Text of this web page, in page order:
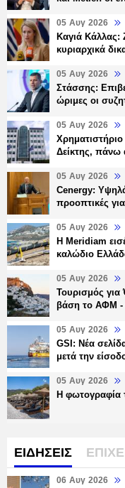
05 Αυγ 2026
Καγιά Κάλλας:
κυριαρχικά
05 Αυγ 2026
Στάσσης:
ώριμες οι
05 Αυγ 2026
Χρηματιστήριο
Δείκτης, πάνω
05 Αυγ 2026
Cenergy:
προοπτικές
05 Αυγ 2026
Η Meridiam
καλώδιο
05 Αυγ 2026
Τουρισμός για
βάση το ΑΦΜ -
05 Αυγ 2026
GSI: Νέα
μετά την
05 Αυγ 2026
Η φωτογραφία
ΕΙΔΗΣΕΙΣ
06 Αυγ 2026